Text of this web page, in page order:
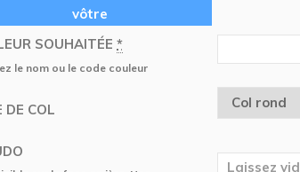
vôtre
SOUHAITÉE *
le nom ou le code couleur
DE COL